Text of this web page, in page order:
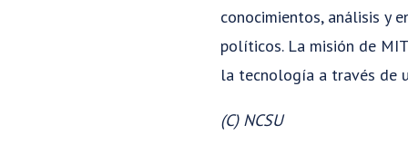
conocimientos, análisis y
políticos. La misión de
la tecnología a través de
(C) NCSU